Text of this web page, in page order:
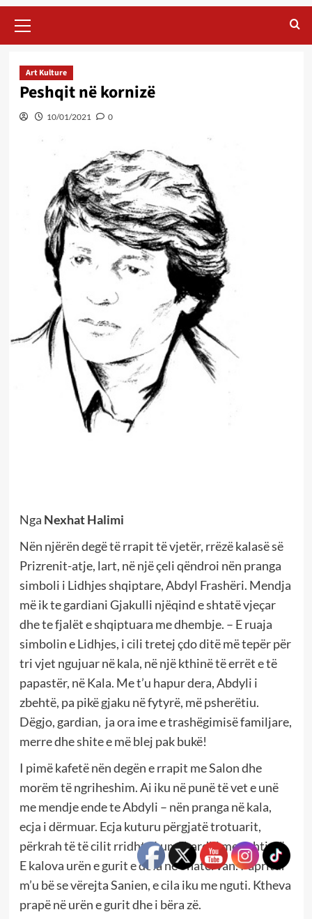
Menu
Art Kulture
Peshqit në kornizë
10/01/2021 0
Nga Nexhat Halimi
Nën njërën degë të rrapit të vjetër, rrëzë kalasë së
Prizrenit-atje, lart, në një çeli qëndroi nën pranga
simboli i Lidhjes shqiptare, Abdyl Frashëri. Mendja
më ik te gardiani Gjakulli njëqind e shtatë vjeçar
dhe te fjalët e shqiptuara me dhembje. – E ruaja
simbolin e Lidhjes, i cili tretej çdo ditë më tepër për
tri vjet ngujuar në kala, në një kthinë të errët e të
papastër, në Kala. Me t’u hapur dera, Abdyli i
zbehtë, pa pikë gjaku në fytyrë, më psherëtiu.
Dëgjo, gardian, ja ora ime e trashëgimisë familjare,
merre dhe shite e më blej pak bukë!
I pimë kafetë nën degën e rrapit me Salon dhe
morëm të ngriheshim. Ai iku në punë të vet e unë
me mendje ende te Abdyli – nën pranga në kala,
ecja i dërmuar. Ecja kuturu përgjatë trotuarit,
përkrah të të cilit rridhte Lumëbardhi me ushtimë.
E kalova urën e gurit e dola në Shatërvan. Papritur
m’u bë se vërejta Sanien, e cila iku me nguti. Ktheva
prapë në urën e gurit dhe i bëra zë.